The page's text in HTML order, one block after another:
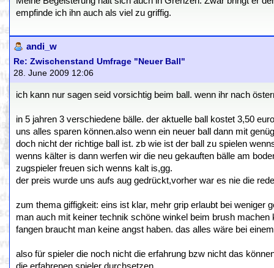
empfinde ich ihn auch als viel zu griffig.
andi_w
Re: Zwischenstand Umfrage "Neuer Ball"
28. June 2009 12:06
ich kann nur sagen seid vorsichtig beim ball. wenn ihr nach
in 5 jahren 3 verschiedene bälle. der aktuelle ball kostet 3,50
uns alles sparen können.also wenn ein neuer ball dann mit
doch nicht der richtige ball ist. zb wie ist der ball zu spielen
wenns kälter is dann werfen wir die neu gekauften bälle am
zugspieler freuen sich wenns kalt is,gg.
der preis wurde uns aufs aug gedrückt,vorher war es nie die
zum thema giffigkeit: eins ist klar, mehr grip erlaubt bei weniger
man auch mit keiner technik schöne winkel beim brush
fangen braucht man keine angst haben. das alles wäre bei
also für spieler die noch nicht die erfahrung bzw nicht das